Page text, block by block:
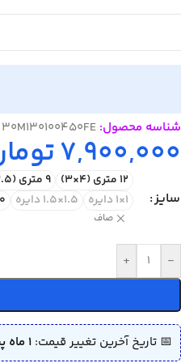
شناسه محصول: 30M130100450FE
7,900,000
سایز
12 متری (4×3) 9 متری (3.5×2.5)
1×1 دایره
1.5×1.5 دایره
صاف
-
+
📅 تاریخ آخرین تغییر قیمت: 1 ماه پیش (1405/04/09)